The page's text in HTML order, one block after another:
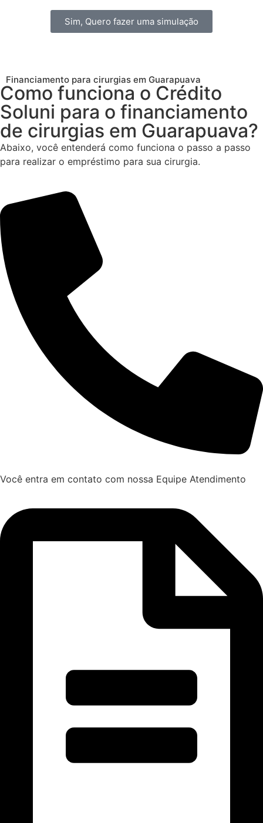
Sim, Quero fazer uma simulação
Financiamento para cirurgias em Guarapuava
Como funciona o Crédito
Soluni para o financiamento
de cirurgias em Guarapuava?
Abaixo, você entenderá como funciona o passo a passo
para realizar o empréstimo para sua cirurgia.
Você entra em contato com nossa Equipe Atendimento